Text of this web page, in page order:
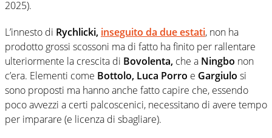
2025).
L’innesto di Rychlicki, inseguito da due estati, non ha
prodotto grossi scossoni ma di fatto ha finito per rallentare
ulteriormente la crescita di Bovolenta, che a Ningbo non
c’era. Elementi come Bottolo, Luca Porro e Gargiulo si
sono proposti ma hanno anche fatto capire che, essendo
poco avvezzi a certi palcoscenici, necessitano di avere tempo
per imparare (e licenza di sbagliare).